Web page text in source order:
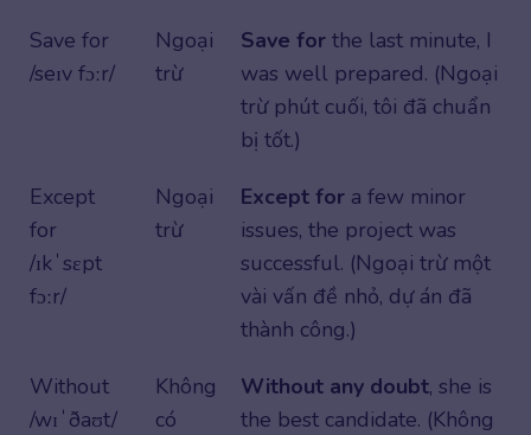
Save for
/seɪv fɔːr/
Ngoại
trừ
Save for the last minute, I
was well prepared. (Ngoại
trừ phút cuối, tôi đã chuẩn
bị tốt.)
Except
for
/ɪkˈsɛpt
fɔːr/
Ngoại
trừ
Except for a few minor
issues, the project was
successful. (Ngoại trừ một
vài vấn đề nhỏ, dự án đã
thành công.)
Without
/wɪˈðaʊt/
Không
có
Without any doubt, she is
the best candidate. (Không